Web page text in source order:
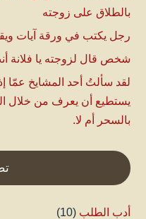
بالطلاق على زوجته
رجل يكتب في ورقة آيات
شخص قال لزوجته يا فلانة
لقد سألتُ أحد المشايخ عمّا
يستطيع أن يعرف من خلال
بالسحر أم لا.
أدب الطلب (10)